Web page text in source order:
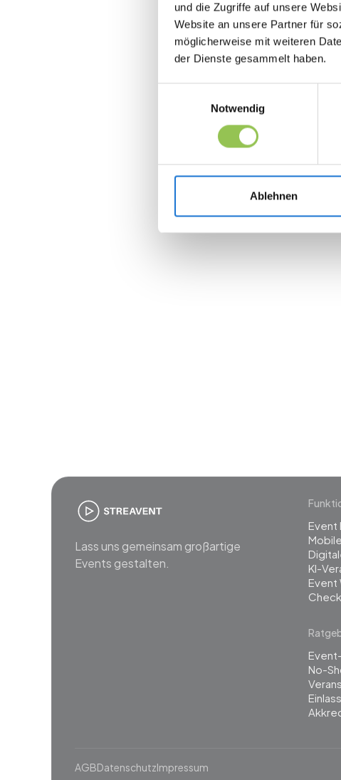
und die Zugriffe auf unsere
Website an unsere Partner für
möglicherweise mit weiteren
der Dienste gesammelt haben.
Notwendig
Ablehnen
Lass uns gemeinsam großartige
Events gestalten.
Event
KI-
Event
No-
AGBDatenschutzImpressum